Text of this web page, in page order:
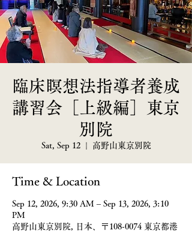
臨床瞑想法指導者養成
講習会［上級編］東京
別院
Sat, Sep 12
  |
高野山東京別院
Time & Location
Sep 12, 2026, 9:30 AM – Sep 13, 2026, 3:10
PM
高野山東京別院, 日本、〒108-0074 東京都港